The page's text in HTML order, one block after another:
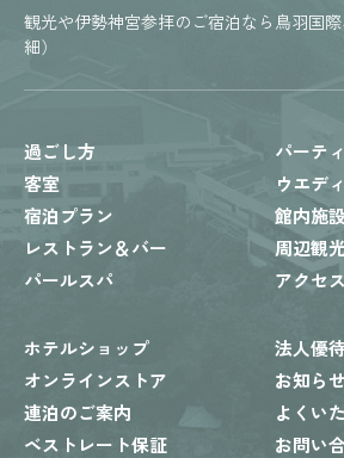
観光や伊勢神宮参拝のご宿泊なら鳥羽国
細）
過ごし方
客室
宿泊プラン
レストラン＆バー
パールスパ
パーテ
ウエデ
館内施
周辺観
アクセス
ホテルショップ
オンラインストア
連泊のご案内
ベストレート保証
法人優
お知ら
よくい
お問い